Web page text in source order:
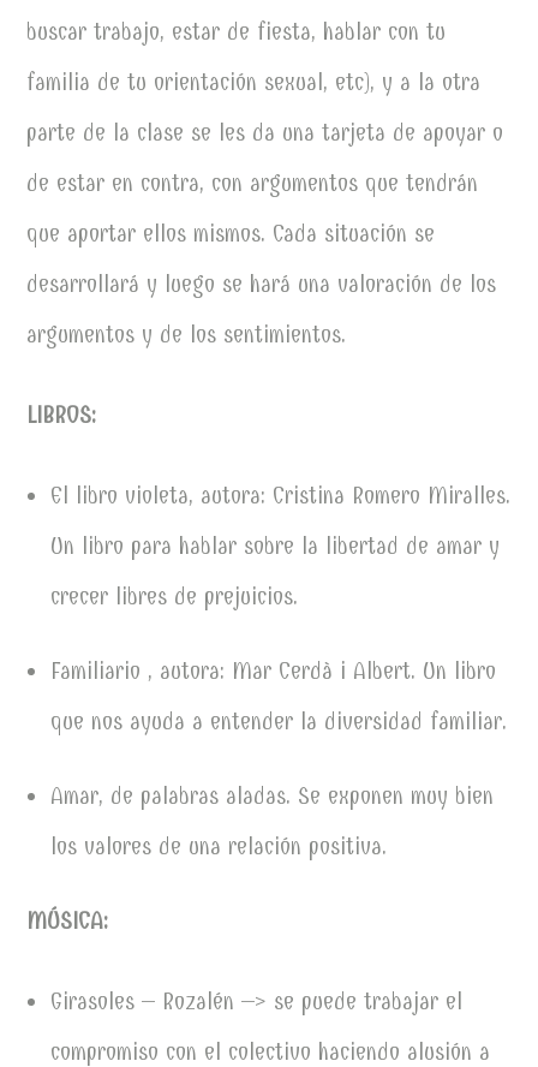
buscar trabajo, estar de fiesta, hablar con tu
familia de tu orientación sexual, etc), y a la otra
parte de la clase se les da una tarjeta de apoyar o
de estar en contra, con argumentos que tendrán
que aportar ellos mismos. Cada situación se
desarrollará y luego se hará una valoración de los
argumentos y de los sentimientos.
LIBROS:
El libro violeta, autora: Cristina Romero Miralles.
Un libro para hablar sobre la libertad de amar y
crecer libres de prejuicios.
Familiario , autora: Mar Cerdà i Albert. Un libro
que nos ayuda a entender la diversidad familiar.
Amar, de palabras aladas. Se exponen muy bien
los valores de una relación positiva.
MÚSICA:
Girasoles – Rozalén –> se puede trabajar el
compromiso con el colectivo haciendo alusión a